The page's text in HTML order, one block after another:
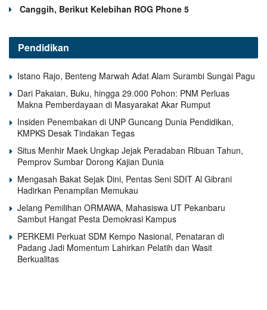
Canggih, Berikut Kelebihan ROG Phone 5
Pendidikan
Istano Rajo, Benteng Marwah Adat Alam Surambi Sungai Pagu
Dari Pakaian, Buku, hingga 29.000 Pohon: PNM Perluas
Makna Pemberdayaan di Masyarakat Akar Rumput
Insiden Penembakan di UNP Guncang Dunia Pendidikan,
KMPKS Desak Tindakan Tegas
Situs Menhir Maek Ungkap Jejak Peradaban Ribuan Tahun,
Pemprov Sumbar Dorong Kajian Dunia
Mengasah Bakat Sejak Dini, Pentas Seni SDIT Al Gibrani
Hadirkan Penampilan Memukau
Jelang Pemilihan ORMAWA, Mahasiswa UT Pekanbaru
Sambut Hangat Pesta Demokrasi Kampus
PERKEMI Perkuat SDM Kempo Nasional, Penataran di
Padang Jadi Momentum Lahirkan Pelatih dan Wasit
Berkualitas